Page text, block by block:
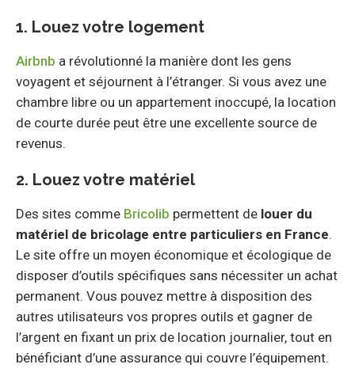
1. Louez votre logement
Airbnb a révolutionné la manière dont les gens
voyagent et séjournent à l’étranger. Si vous avez une
chambre libre ou un appartement inoccupé, la location
de courte durée peut être une excellente source de
revenus.
2. Louez votre matériel
Des sites comme Bricolib permettent de louer du
matériel de bricolage entre particuliers en France.
Le site offre un moyen économique et écologique de
disposer d’outils spécifiques sans nécessiter un achat
permanent. Vous pouvez mettre à disposition des
autres utilisateurs vos propres outils et gagner de
l’argent en fixant un prix de location journalier, tout en
bénéficiant d’une assurance qui couvre l’équipement.